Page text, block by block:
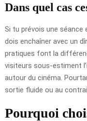
Dans quel cas
Si tu prévois une séance
dois enchaîner avec un
pratiques font la
visiteurs sous-estiment
autour du cinéma.
sortie fluide ou au
Pourquoi